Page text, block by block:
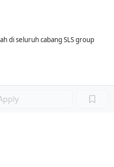
di seluruh cabang SLS group